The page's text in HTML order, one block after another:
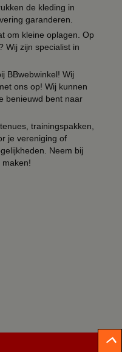
de kleding in
garanderen.
om kleine oplagen. Op
Wij zijn specialist in
BBwebwinkel! Wij
ons op! Wij kunnen
benieuwd bent naar
trainingspakken,
je vereniging of
Neem bij